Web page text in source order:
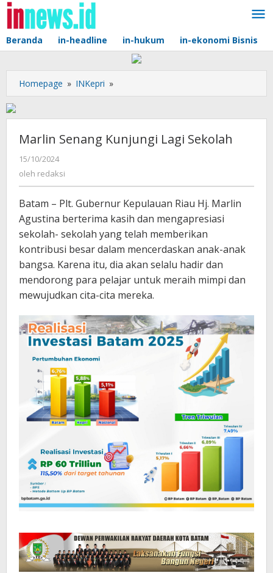
Lewati
konten
Beranda in-headline in-hukum in-ekonomi Bisnis
Homepage » INKepri »
Senang
Lagi
Sekolah
Marlin Senang Kunjungi Lagi Sekolah
15/10/2024
redaksi
oleh redaksi
Batam – Plt. Gubernur Kepulauan Riau Hj. Marlin
Agustina berterima kasih dan mengapresiasi
sekolah- sekolah yang telah memberikan
kontribusi besar dalam mencerdaskan anak-anak
bangsa. Karena itu, dia akan selalu hadir dan
mendorong para pelajar untuk meraih mimpi dan
mewujudkan cita-cita mereka.